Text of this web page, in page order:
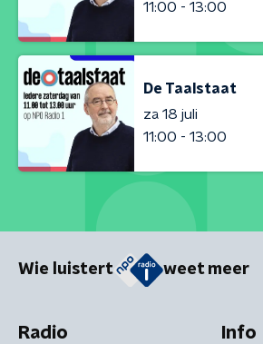
11:00 - 13:00
De Taalstaat
za 18 juli
11:00 - 13:00
Wie luistert weet meer
Radio Info